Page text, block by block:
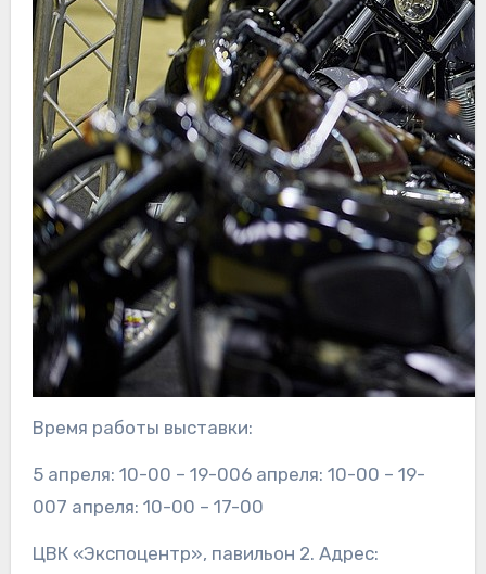
Время работы выставки:
5 апреля: 10-00 – 19-006 апреля: 10-00 – 19-
007 апреля: 10-00 – 17-00
ЦВК «Экспоцентр», павильон 2. Адрес: